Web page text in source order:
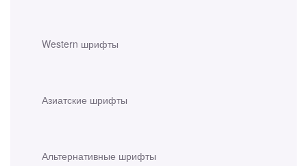
Western шрифты
Азиатские шрифты
Альтернативные шрифты